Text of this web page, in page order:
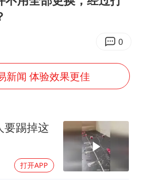
茅台部分直营店飞天茅台提价
白海豚将正面袭击贯穿浙江
杭州全市有序停课
商场现钱学森巨幅海报 负责人回应
“不怕六爷挂得多 就怕六爷挂一颗”
乐享全民健身 共筑健康中国
0
新闻 体验效果更佳
要踢掉这
打开APP